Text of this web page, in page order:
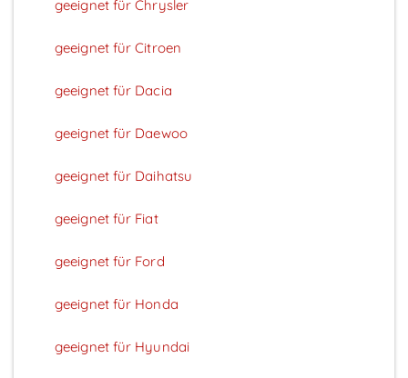
geeignet für Chrysler
geeignet für Citroen
geeignet für Dacia
geeignet für Daewoo
geeignet für Daihatsu
geeignet für Fiat
geeignet für Ford
geeignet für Honda
geeignet für Hyundai